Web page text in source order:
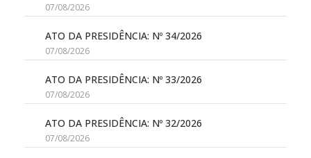
07/08/2026
ATO DA PRESIDÊNCIA: Nº 34/2026
07/08/2026
ATO DA PRESIDÊNCIA: Nº 33/2026
07/08/2026
ATO DA PRESIDÊNCIA: Nº 32/2026
07/08/2026